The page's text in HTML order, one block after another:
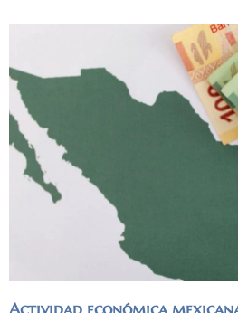
Actividad económica